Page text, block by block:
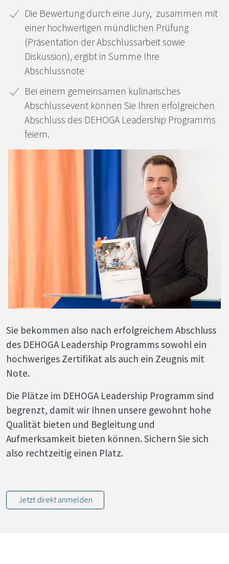
Die Bewertung durch eine Jury, zusammen mit
einer hochwertigen mündlichen Prüfung
(Präsentation der Abschlussarbeit sowie
Diskussion), ergibt in Summe Ihre
Abschlussnote
Bei einem gemeinsamen kulinarisches
Abschlussevent können Sie Ihren erfolgreichen
Abschluss des DEHOGA Leadership Programms
feiern.
Sie bekommen also nach erfolgreichem Abschluss
des DEHOGALeadership Programms sowohl ein
hochweriges Zertifikat als auch ein Zeugnis mit
Note.
Die Plätze im DEHOGALeadership Programm sind
begrenzt, damit wir Ihnen unsere gewohnt hohe
Qualität bieten und Begleitung und
Aufmerksamkeit bieten können. Sichern Sie sich
also rechtzeitig einen Platz.
Jetzt direkt anmelden